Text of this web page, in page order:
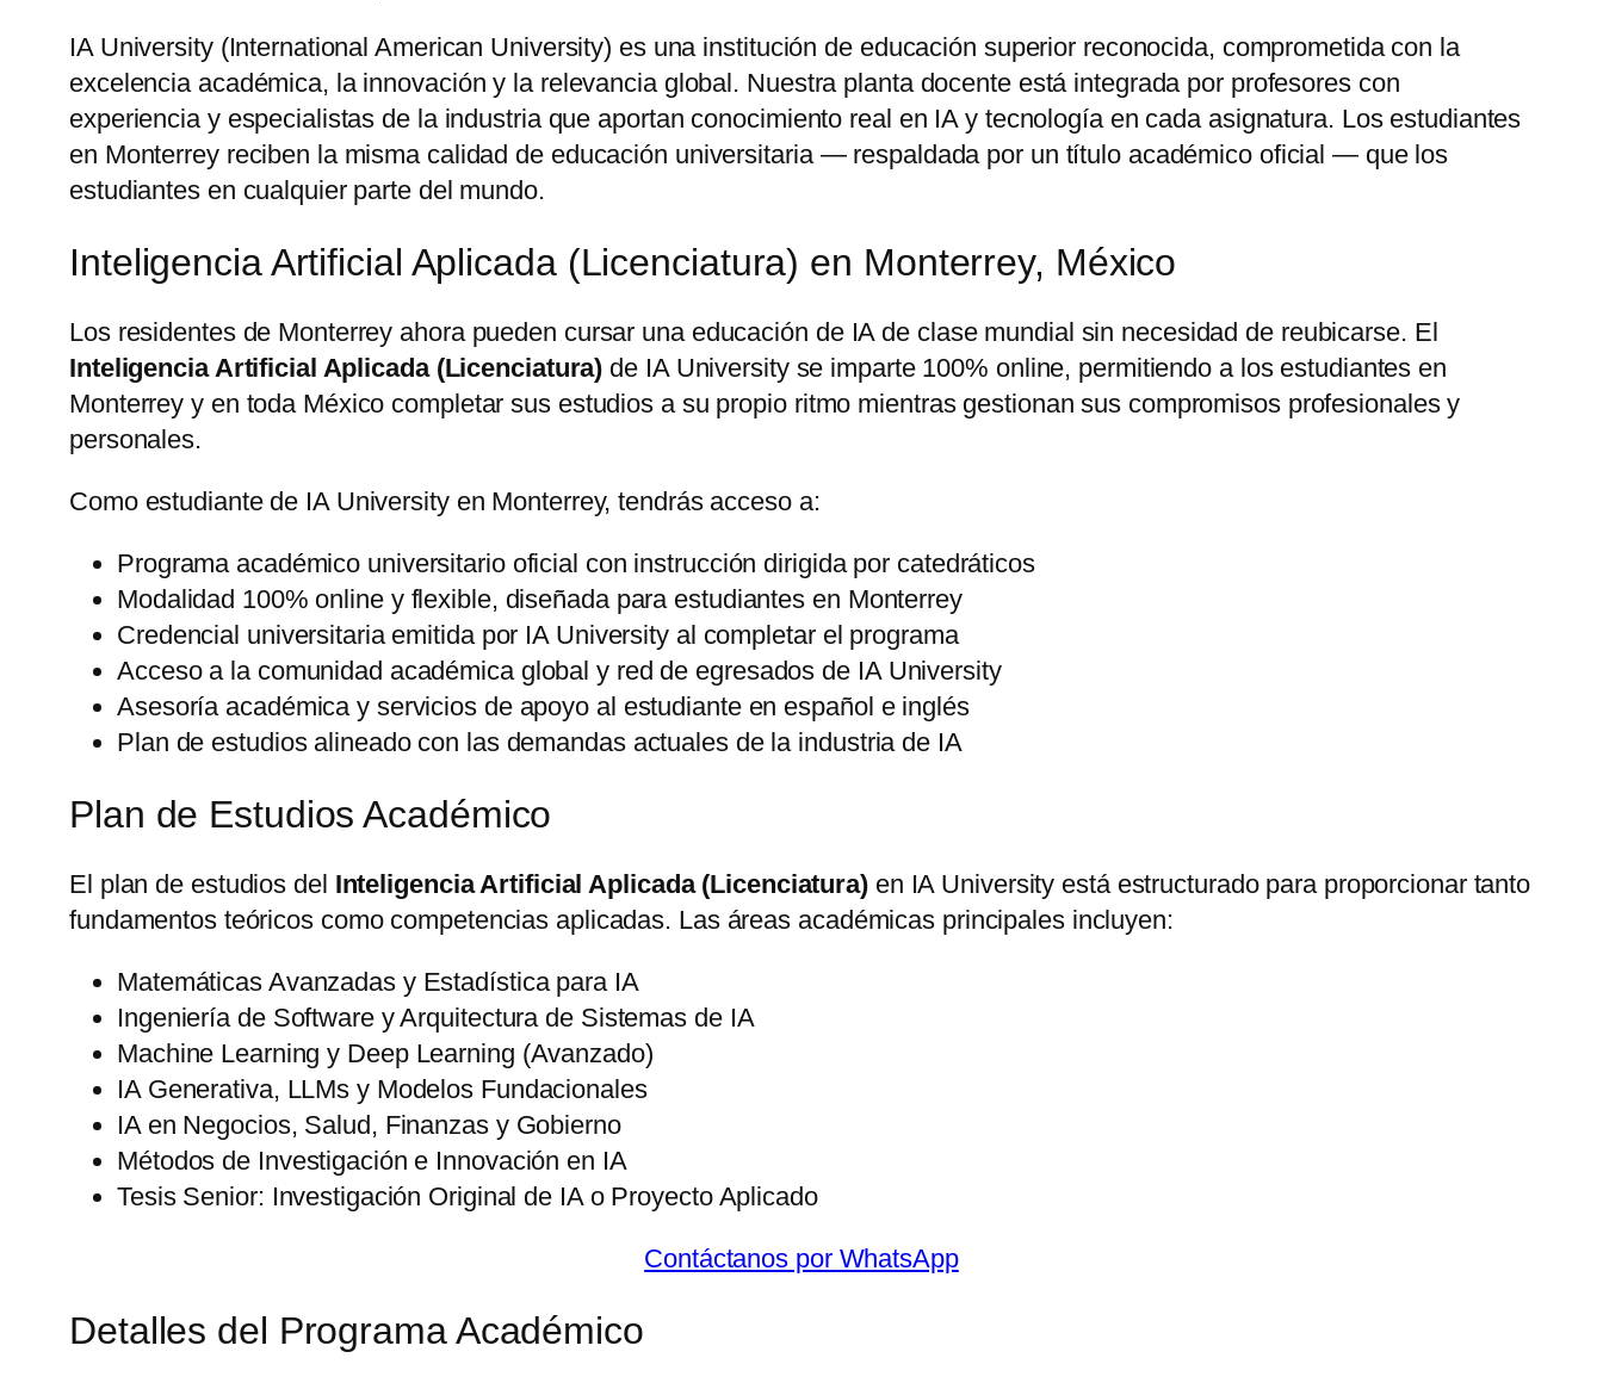
IA University (International American University) es una institución de educación superior reconocida, comprometida con la
excelencia académica, la innovación y la relevancia global. Nuestra planta docente está integrada por profesores con
experiencia y especialistas de la industria que aportan conocimiento real en IA y tecnología en cada asignatura. Los estudiantes
en Monterrey reciben la misma calidad de educación universitaria — respaldada por un título académico oficial — que los
estudiantes en cualquier parte del mundo.
Inteligencia Artificial Aplicada (Licenciatura) en Monterrey, México
Los residentes de Monterrey ahora pueden cursar una educación de IA de clase mundial sin necesidad de reubicarse. El
Inteligencia Artificial Aplicada (Licenciatura) de IA University se imparte 100% online, permitiendo a los estudiantes en
Monterrey y en toda México completar sus estudios a su propio ritmo mientras gestionan sus compromisos profesionales y
personales.
Como estudiante de IA University en Monterrey, tendrás acceso a:
Programa académico universitario oficial con instrucción dirigida por catedráticos
Modalidad 100% online y flexible, diseñada para estudiantes en Monterrey
Credencial universitaria emitida por IA University al completar el programa
Acceso a la comunidad académica global y red de egresados de IA University
Asesoría académica y servicios de apoyo al estudiante en español e inglés
Plan de estudios alineado con las demandas actuales de la industria de IA
Plan de Estudios Académico
El plan de estudios del Inteligencia Artificial Aplicada (Licenciatura)en IA University está estructurado para proporcionar tanto
fundamentos teóricos como competencias aplicadas. Las áreas académicas principales incluyen:
Matemáticas Avanzadas y Estadística para IA
Ingeniería de Software y Arquitectura de Sistemas de IA
Machine Learning y Deep Learning (Avanzado)
IA Generativa, LLMs y Modelos Fundacionales
IA en Negocios, Salud, Finanzas y Gobierno
Métodos de Investigación e Innovación en IA
Tesis Senior: Investigación Original de IA o Proyecto Aplicado
Contáctanos por WhatsApp
Detalles del Programa Académico